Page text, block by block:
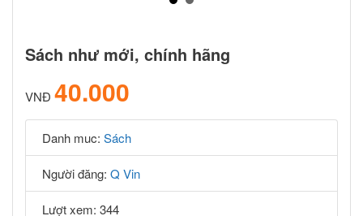
Sách như mới, chính hãng
VNĐ 40.000
Danh muc: Sách
Người đăng: Q Vin
Lượt xem: 344